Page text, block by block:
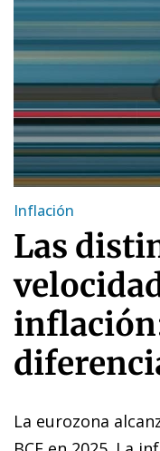
Inflación
Las
La eurozona